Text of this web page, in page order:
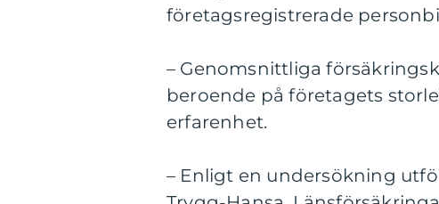
företagsregistrerade
– Genomsnittliga
beroende på företagets
erfarenhet.
– Enligt en undersökning